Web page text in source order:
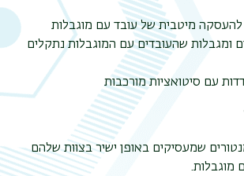
להעסקה מיטבית של עובד עם מוגבלות
ומגבלות שהעובדים עם המוגבלות נתקלים
עם סיטואציות מורכבות
שמעסיקים באופן ישיר בצוות שלהם
מוגבלות.